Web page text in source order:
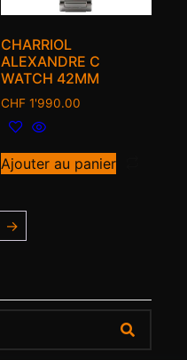
CHARRIOL
ALEXANDRE C
WATCH 42MM
CHF 1'990.00
Ajouter au panier
→